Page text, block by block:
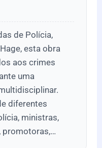
de Polícia,
esta obra
aos crimes
uma
diferentes
ministras,
promotoras,…